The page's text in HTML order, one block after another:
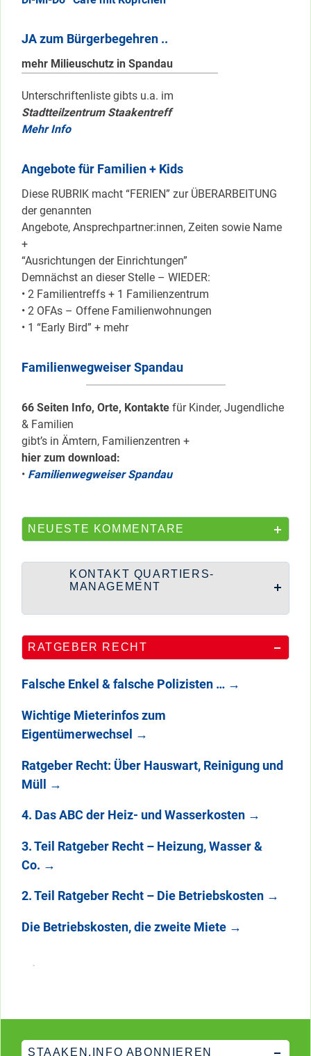
JA zum Bürgerbegehren ..
mehr Milieuschutz in Spandau
Unterschriftenliste gibts u.a. im
Stadtteilzentrum Staakentreff
Mehr Info
Angebote für Familien + Kids
Diese RUBRIK macht “FERIEN” zur ÜBERARBEITUNG
der genannten
Angebote, Ansprechpartner:innen, Zeiten sowie Name
+
“Ausrichtungen der Einrichtungen”
Demnächst an dieser Stelle – WIEDER:
• 2 Familientreffs + 1 Familienzentrum
• 2 OFAs – Offene Familienwohnungen
• 1 “Early Bird” + mehr
Familienwegweiser Spandau
66 Seiten Info, Orte, Kontakte für Kinder, Jugendliche
& Familien
gibt’s in Ämtern, Familienzentren +
hier zum download:
• Familienwegweiser Spandau
NEUESTE KOMMENTARE
KONTAKT QUARTIERS-
MANAGEMENT
RATGEBER RECHT
Falsche Enkel & falsche Polizisten … →
Wichtige Mieterinfos zum
Eigentümerwechsel →
Ratgeber Recht: Über Hauswart, Reinigung und
Müll →
4. Das ABC der Heiz- und Wasserkosten →
3. Teil Ratgeber Recht – Heizung, Wasser &
Co. →
2. Teil Ratgeber Recht – Die Betriebskosten →
Die Betriebskosten, die zweite Miete →
STAAKEN.INFO ABONNIEREN